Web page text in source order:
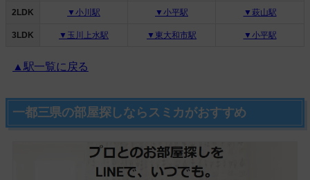
2LDK ▼小川駅 ▼小平駅 ▼萩山駅
3LDK ▼玉川上水駅 ▼東大和市駅 ▼小平駅
▲駅一覧に戻る
一都三県の部屋探しならスミカがおすすめ